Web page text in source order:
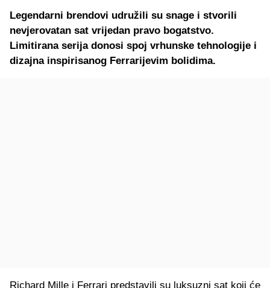
Legendarni brendovi udružili su snage i stvorili
nevjerovatan sat vrijedan pravo bogatstvo.
Limitirana serija donosi spoj vrhunske tehnologije i
dizajna inspirisanog Ferrarijevim bolidima.
Richard Mille i Ferrari predstavili su luksuzni sat koji će